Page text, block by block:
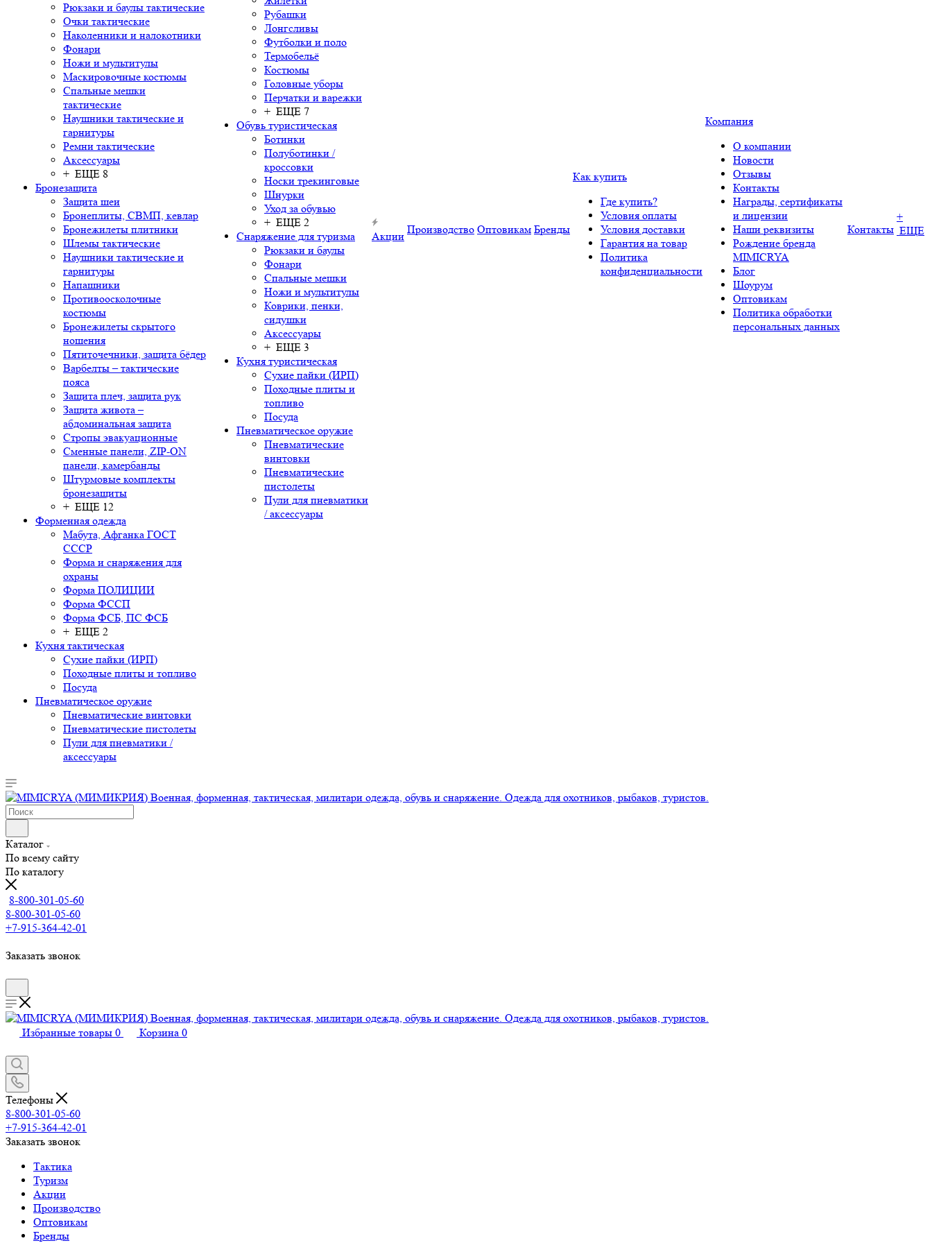
Рюкзаки и баулы тактические
Очки тактические
Наколенники и налокотники
Фонари
Ножи и мультитулы
Маскировочные костюмы
Спальные мешки
тактические
Наушники тактические и
гарнитуры
Ремни тактические
Аксессуары
+ ЕЩЕ 8
Бронезащита
Защита шеи
Бронеплиты, СВМП, кевлар
Бронежилеты плитники
Шлемы тактические
Наушники тактические и
гарнитуры
Напашники
Противоосколочные
костюмы
Бронежилеты скрытого
ношения
Пятиточечники, защита бёдер
Варбелты – тактические
пояса
Защита плеч, защита рук
Защита живота –
абдоминальная защита
Стропы эвакуационные
Сменные панели, ZIP-ON
панели, камербанды
Штурмовые комплекты
бронезащиты
+ ЕЩЕ 12
Форменная одежда
Мабута, Афганка ГОСТ
СССР
Форма и снаряжения для
охраны
Форма ПОЛИЦИИ
Форма ФССП
Форма ФСБ, ПС ФСБ
+ ЕЩЕ 2
Кухня тактическая
Сухие пайки (ИРП)
Походные плиты и топливо
Посуда
Пневматическое оружие
Пневматические винтовки
Пневматические пистолеты
Пули для пневматики /
аксессуары
Рубашки
Лонгсливы
Футболки и поло
Термобельё
Костюмы
Головные уборы
Перчатки и варежки
+ ЕЩЕ 7
Обувь туристическая
Ботинки
Полуботинки /
кроссовки
Носки трекинговые
Шнурки
Уход за обувью
+ ЕЩЕ 2
Снаряжение для туризма
Рюкзаки и баулы
Фонари
Спальные мешки
Ножи и мультитулы
Коврики, пенки,
сидушки
Аксессуары
+ ЕЩЕ 3
Кухня туристическая
Сухие пайки (ИРП)
Походные плиты и
топливо
Посуда
Пневматическое оружие
Пневматические
винтовки
Пневматические
пистолеты
Пули для пневматики
/ аксессуары
Акции
Производство Оптовикам Бренды
Как купить
Где купить?
Условия оплаты
Условия доставки
Гарантия на товар
Политика
конфиденциальности
Компания
О компании
Новости
Отзывы
Контакты
Награды, сертификаты
и лицензии
Наши реквизиты
Рождение бренда
MIMICRYA
Блог
Шоурум
Оптовикам
Политика обработки
персональных данных
Контакты
+
ЕЩЕ
Каталог
По всему сайту
По каталогу
8-800-301-05-60
8-800-301-05-60
+7-915-364-42-01
Заказать звонок
Избранные товары 0 Корзина 0
Телефоны
8-800-301-05-60
+7-915-364-42-01
Заказать звонок
Тактика
Туризм
Акции
Производство
Оптовикам
Бренды